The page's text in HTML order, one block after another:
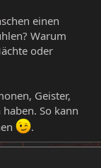
einen
Warum
oder
Geister,
So kann
.